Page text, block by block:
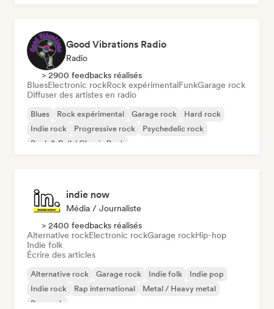
Good Vibrations Radio
Radio
> 2900 feedbacks réalisés
BluesElectronic rockRock expérimentalFunkGarage rock
Diffuser des artistes en radio
Blues Rock expérimental Garage rock
Hard rock
Indie rock
Progressive rock
Psychedelic rock
Rock & Roll / Classic Rock
indie now
Média / Journaliste
> 2400 feedbacks réalisés
Alternative rockElectronic rockGarage rockHip-hop
Indie folk
Écrire des articles
Alternative rock Garage rock Indie folk
Indie pop
Indie rock
Rap international
Metal / Heavy metal
Pop rock